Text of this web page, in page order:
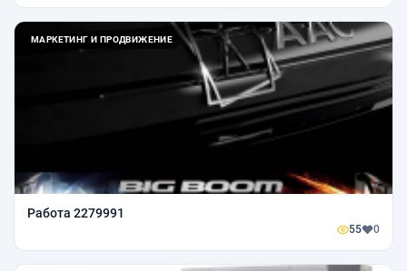
МАРКЕТИНГ И ПРОДВИЖЕНИЕ
Работа 2279991
55 0